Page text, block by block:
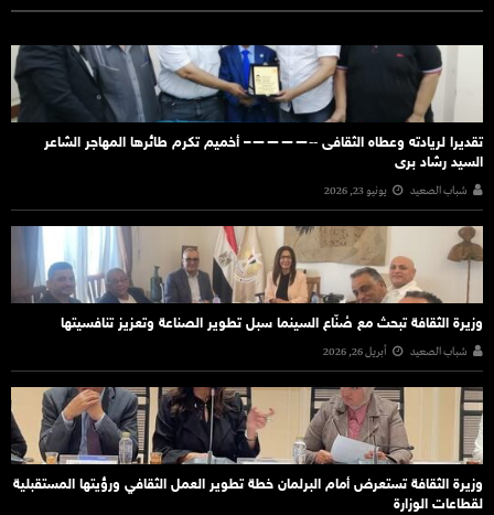
تقديرا لريادته وعطاه الثقافى ‐‐————– أخميم تكرم طائرها المهاجر الشاعر
السيد رشاد برى
شباب الصعيد يونيو 23, 2026
وزيرة الثقافة تبحث مع صُنّاع السينما سبل تطوير الصناعة وتعزيز تنافسيتها
شباب الصعيد أبريل 26, 2026
وزيرة الثقافة تستعرض أمام البرلمان خطة تطوير العمل الثقافي ورؤيتها المستقبلية
لقطاعات الوزارة